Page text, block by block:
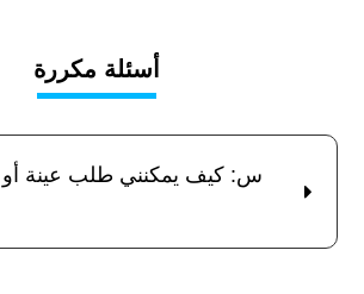
أسئلة مكررة
س: كيف يمكنني طلب عينة